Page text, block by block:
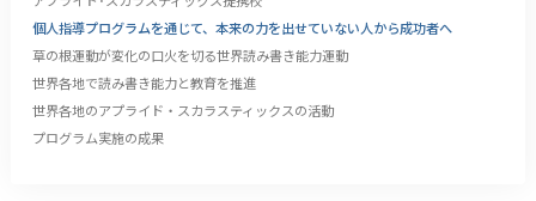
個人指導プログラムを通じて、本来の力を出せていない人から成功者へ
草の根運動が変化の口火を切る世界読み書き能力運動
世界各地で読み書き能力と教育を推進
世界各地のアプライド・スカラスティックスの活動
プログラム実施の成果